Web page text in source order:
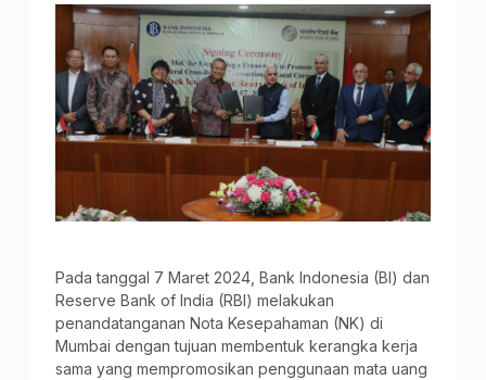
Pada tanggal 7 Maret 2024, Bank Indonesia (BI) dan
Reserve Bank of India (RBI) melakukan
penandatanganan Nota Kesepahaman (NK) di
Mumbai dengan tujuan membentuk kerangka kerja
sama yang mempromosikan penggunaan mata uang